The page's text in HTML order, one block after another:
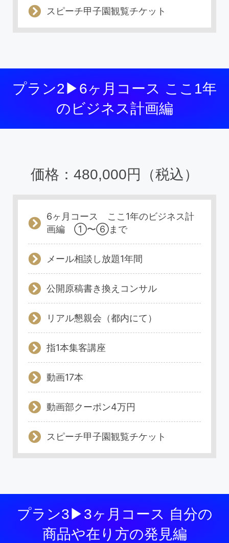
スピーチ甲子園観覧チケット
プラン2▶6ヶ月コース ここ1年
のビジネス計画編
価格：480,000円（税込）
6ヶ月コース ここ1年のビジネス計
画編 ①〜⑥まで
メール相談し放題1年間
公開原稿書き換えコンサル
リアル懇親会（都内にて）
指1本集客講座
動画17本
動画部クーポン4万円
スピーチ甲子園観覧チケット
プラン3▶3ヶ月コース 自分の
商品や在り方の発見編